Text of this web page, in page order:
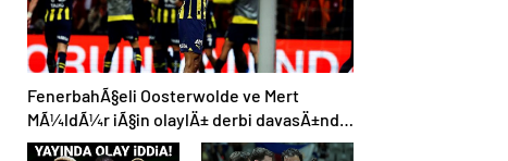
FenerbahÃ§eli Oosterwolde ve Mert
MÃ¼ldÃ¼r iÃ§in olaylÄ± derbi davasÄ±nda
zorla getirme kararÄ±